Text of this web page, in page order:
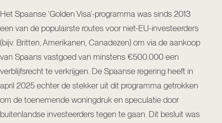
Het Spaanse ‘Golden Visa’-programma was sinds 2013
een van de populairste routes voor niet-EU-investeerders
(bijv. Britten, Amerikanen, Canadezen) om via de aankoop
van Spaans vastgoed van minstens €500.000 een
verblijfsrecht te verkrijgen. De Spaanse regering heeft in
april 2025 echter de stekker uit dit programma getrokken
om de toenemende woningdruk en speculatie door
buitenlandse investeerders tegen te gaan. Dit besluit was